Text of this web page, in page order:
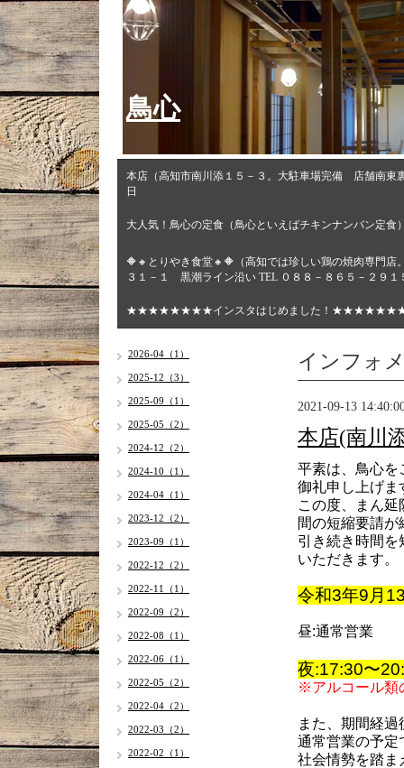
鳥心
本店（高知市南川添１５－３。大駐車場完備 店舗南
日
大人気！鳥心の定食（鳥心といえばチキンナンバン定食
🔶🔸とりやき食堂🔸🔶（高知では珍しい鶏の焼肉専門
３１－１ 黒潮ライン沿い TEL ０８８－８６５－２
★★★★★★★★インスタはじめました！
インフォ
2021-09-13
本店(南川
平素は、鳥心を
御礼申し上げま
この度、
まん
間の短縮要請
引き続き時間を
いただきます。
令和3年9月
昼:通常営業
夜:17:30〜
※アルコール類
また、期間経
通常営業の予定
社会情勢を踏ま
2026-04（1）
2025-12（3）
2025-09（1）
2025-05（2）
2024-12（2）
2024-10（1）
2024-04（1）
2023-12（2）
2023-09（1）
2022-12（2）
2022-11（1）
2022-09（2）
2022-08（1）
2022-06（1）
2022-05（2）
2022-04（2）
2022-03（2）
2022-02（1）